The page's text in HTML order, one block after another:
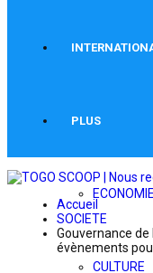
PLUS
ECONOMIE
CULTURE
Accueil
SOCIETE
Gouvernance de
évènements